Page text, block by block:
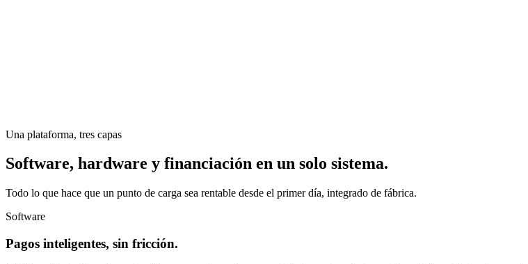
Una plataforma, tres capas
Software, hardware y financiación en un solo sistema.
Todo lo que hace que un punto de carga sea rentable desde el primer día, integrado de fábrica.
Software
Pagos inteligentes, sin fricción.